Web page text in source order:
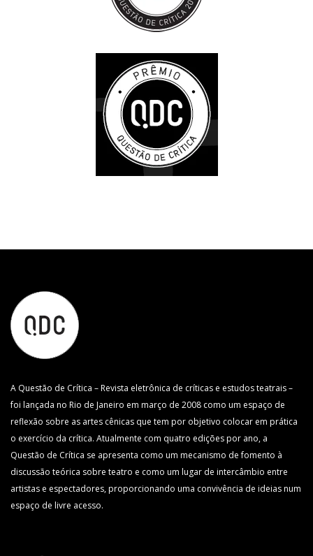
A Questão de Crítica – Revista eletrônica de críticas e estudos teatrais –
foi lançada no Rio de Janeiro em março de 2008 como um espaço de
reflexão sobre as artes cênicas que tem por objetivo colocar em prática
o exercício da crítica. Atualmente com quatro edições por ano, a
Questão de Crítica se apresenta como um mecanismo de fomento à
discussão teórica sobre teatro e como um lugar de intercâmbio entre
artistas e espectadores, proporcionando uma convivência de ideias num
espaço de livre acesso.